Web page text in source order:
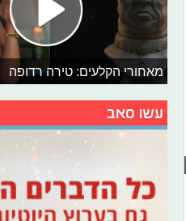
מאחורי הקלעים: טירה רדופה
עשו סאב